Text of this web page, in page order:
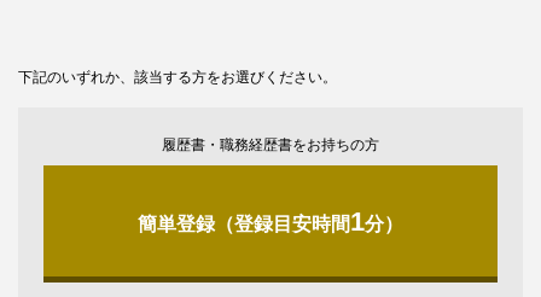
下記のいずれか、該当する方をお選びください。
履歴書・職務経歴書をお持ちの方
簡単登録（登録目安時間1分）